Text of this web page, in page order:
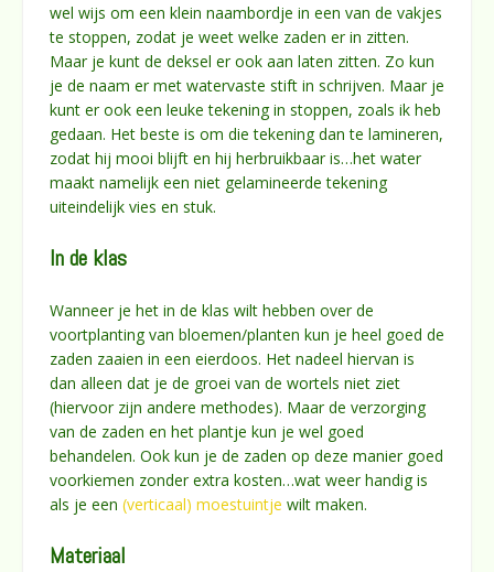
wel wijs om een klein naambordje in een van de vakjes
te stoppen, zodat je weet welke zaden er in zitten.
Maar je kunt de deksel er ook aan laten zitten. Zo kun
je de naam er met watervaste stift in schrijven. Maar je
kunt er ook een leuke tekening in stoppen, zoals ik heb
gedaan. Het beste is om die tekening dan te lamineren,
zodat hij mooi blijft en hij herbruikbaar is…het water
maakt namelijk een niet gelamineerde tekening
uiteindelijk vies en stuk.
In de klas
Wanneer je het in de klas wilt hebben over de
voortplanting van bloemen/planten kun je heel goed de
zaden zaaien in een eierdoos. Het nadeel hiervan is
dan alleen dat je de groei van de wortels niet ziet
(hiervoor zijn andere methodes). Maar de verzorging
van de zaden en het plantje kun je wel goed
behandelen. Ook kun je de zaden op deze manier goed
voorkiemen zonder extra kosten…wat weer handig is
als je een (verticaal) moestuintje wilt maken.
Materiaal